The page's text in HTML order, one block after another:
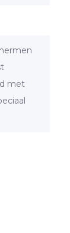
met